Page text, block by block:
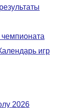
игр
2026